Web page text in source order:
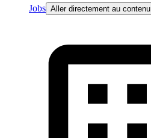
Jobs Aller directement au contenu